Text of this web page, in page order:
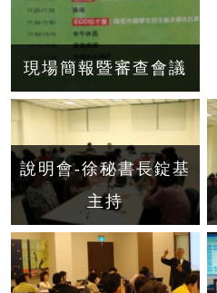
現場簡報暨審查會議
說明會-徐秘書長錠基
主持